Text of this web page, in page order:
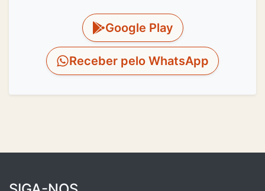
Google Play
Receber pelo WhatsApp